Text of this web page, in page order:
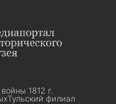
1812 г.
Тульский филиал